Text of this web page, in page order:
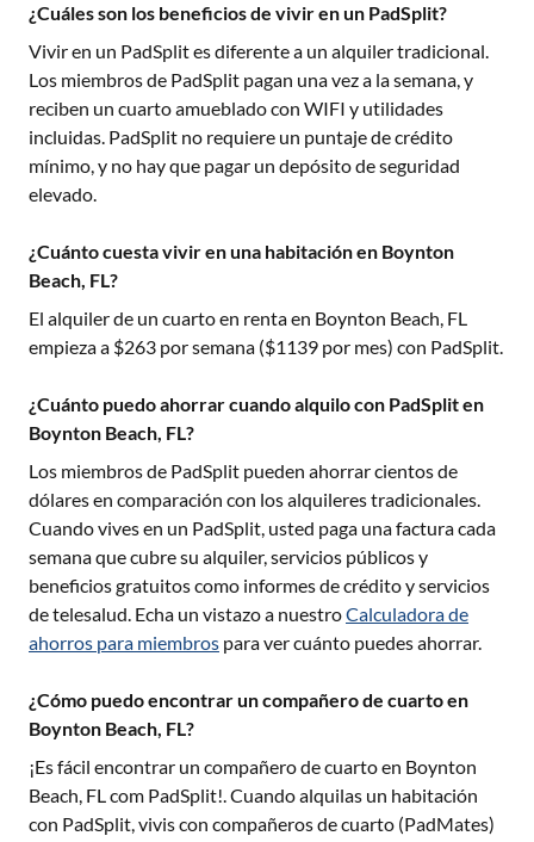
¿Cuáles son los beneficios de vivir en un PadSplit?
Vivir en un PadSplit es diferente a un alquiler tradicional.
Los miembros de PadSplit pagan una vez a la semana, y
reciben un cuarto amueblado con WIFI y utilidades
incluidas. PadSplit no requiere un puntaje de crédito
mínimo, y no hay que pagar un depósito de seguridad
elevado.
¿Cuánto cuesta vivir en una habitación en Boynton
Beach, FL?
El alquiler de un cuarto en renta en Boynton Beach, FL
empieza a $263 por semana ($1139 por mes) con PadSplit.
¿Cuánto puedo ahorrar cuando alquilo con PadSplit en
Boynton Beach, FL?
Los miembros de PadSplit pueden ahorrar cientos de
dólares en comparación con los alquileres tradicionales.
Cuando vives en un PadSplit, usted paga una factura cada
semana que cubre su alquiler, servicios públicos y
beneficios gratuitos como informes de crédito y servicios
de telesalud. Echa un vistazo a nuestroCalculadora de
ahorros para miembros para ver cuánto puedes ahorrar.
¿Cómo puedo encontrar un compañero de cuarto en
Boynton Beach, FL?
¡Es fácil encontrar un compañero de cuarto en Boynton
Beach, FLcom PadSplit!. Cuando alquilas un habitación
con PadSplit, vivis con compañeros de cuarto (PadMates)